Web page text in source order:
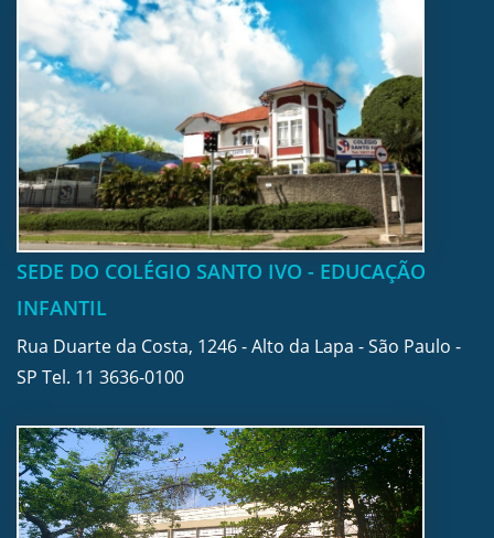
SEDE DO COLÉGIO SANTO IVO - EDUCAÇÃO
INFANTIL
Rua Duarte da Costa, 1246 - Alto da Lapa - São Paulo -
SP Tel. 11 3636-0100